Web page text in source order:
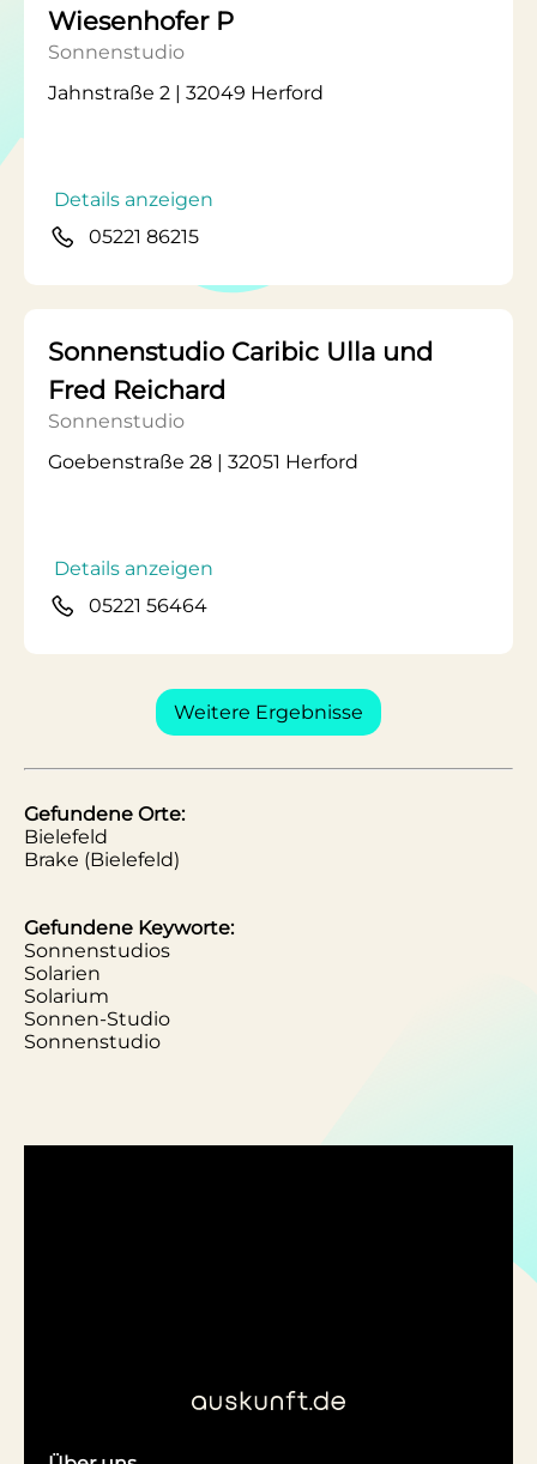
Wiesenhofer P
Sonnenstudio
Jahnstraße 2 | 32049 Herford
Details anzeigen
05221 86215
Sonnenstudio Caribic Ulla und
Fred Reichard
Sonnenstudio
Goebenstraße 28 | 32051 Herford
Details anzeigen
05221 56464
Weitere Ergebnisse
Gefundene Orte:
Bielefeld
Brake (Bielefeld)
Gefundene Keyworte:
Sonnenstudios
Solarien
Solarium
Sonnen-Studio
Sonnenstudio